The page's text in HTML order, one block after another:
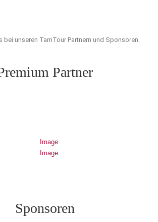
bei unseren TamTour Partnern und Sponsoren.
Partner
Sponsoren